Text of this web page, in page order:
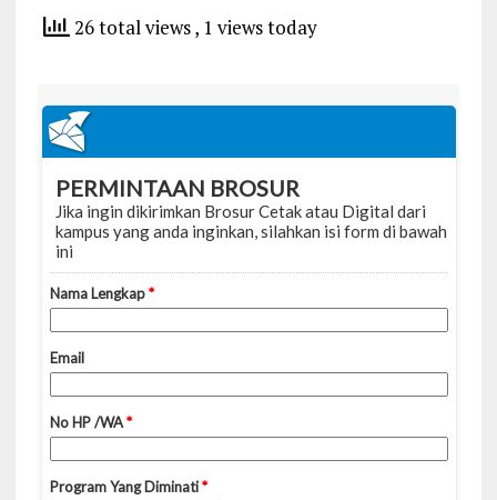
26 total views, 1 views today